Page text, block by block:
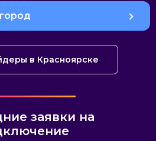
в Красноярске
заявки на